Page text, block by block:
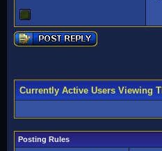
Currently Active Users Viewing
Posting Rules